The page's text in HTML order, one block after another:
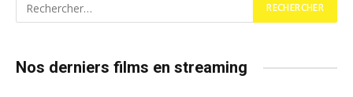
Nos derniers films en streaming